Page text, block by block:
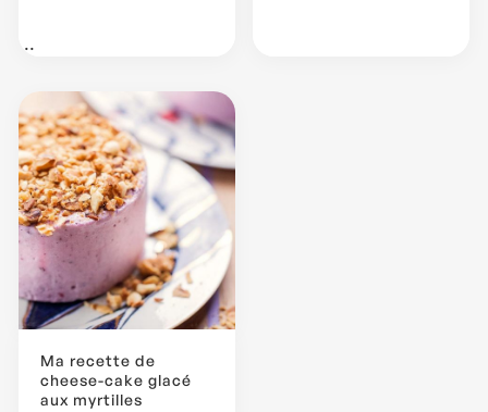
...
Ma recette de
cheese-cake glacé
aux myrtilles